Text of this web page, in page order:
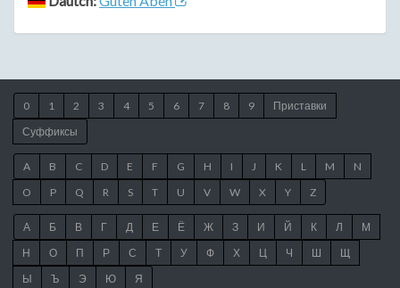
0 1 2 3 4 5 6 7 8 9
Приставки
Суффиксы
A B C D E F G H I J K L M
N
O
P Q R S T U V W X Y Z
А Б В Г Д Е Ё Ж З И Й К Л
М
Н
О П Р С Т У Ф Х Ц Ч Ш
Щ
Ы
Ъ Э Ю Я